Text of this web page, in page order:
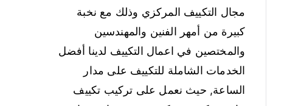
مجال التكييف المركزي وذلك مع نخبة
كبيرة من أمهر الفنين والمهندسين
والمختصين في اعمال التكييف لدينا أفضل
الخدمات الشاملة للتكييف على مدار
الساعة, حيث نعمل على تركيب تكييف